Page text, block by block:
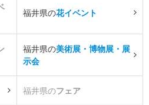
福井県の花イベント
福井県の美術展・博物展・展
示会
福井県のフェア